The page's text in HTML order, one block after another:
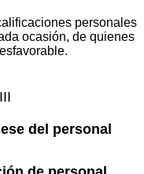
personales
ocasión, de quienes
del personal